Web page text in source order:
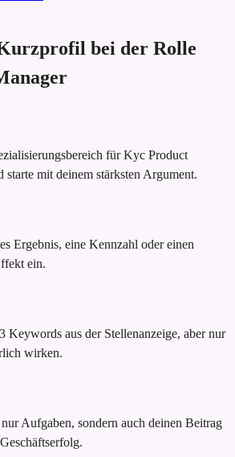
bei der Rolle
für Kyc Product
starte mit deinem stärksten Argument.
Ergebnis, eine Kennzahl oder einen
ein.
Keywords aus der Stellenanzeige, aber nur
wirken.
Aufgaben, sondern auch deinen Beitrag